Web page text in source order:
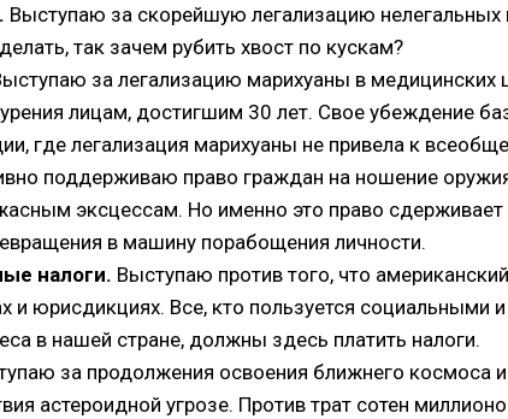
Выступаю за скорейшую легализацию нелегальных
так зачем рубить хвост по кускам?
за легализацию марихуаны в медицинских
лицам, достигшим 30 лет. Свое убеждение
где легализация марихуаны не привела к
поддерживаю право граждан на ношение
эксцессам. Но именно это право сдерживает
в машину порабощения личности.
налоги. Выступаю против того, что
и юрисдикциях. Все, кто пользуется социальными
в нашей стране, должны здесь платить налоги.
за продолжения освоения ближнего космоса и
астероидной угрозе. Против трат сотен